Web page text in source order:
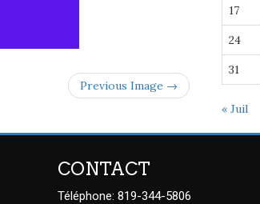
Previous Image →
17
24
31
« Juil
CONTACT
Téléphone: 819-344-5806